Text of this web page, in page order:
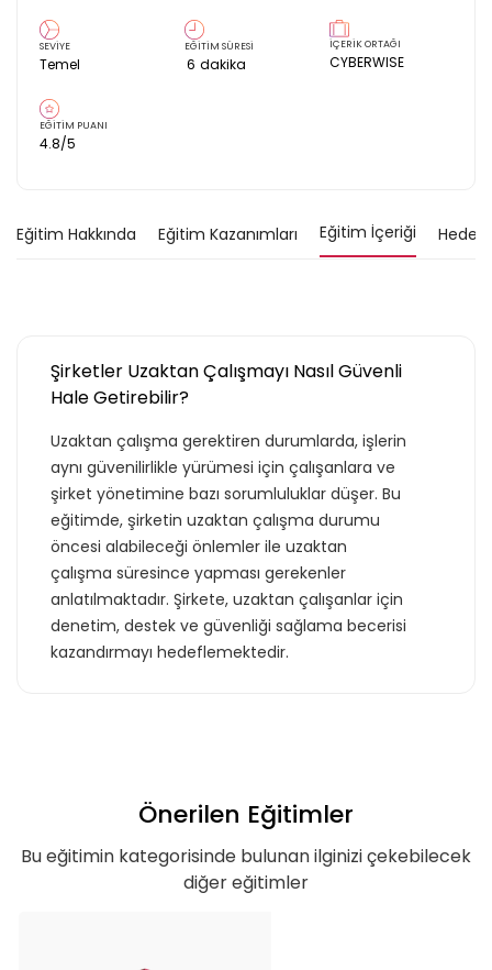
SEVİYE
Temel
EĞİTİM SÜRESİ
6 dakika
İÇERİK ORTAĞI
CYBERWISE
EĞİTİM PUANI
4.8/5
Eğitim Hakkında Eğitim Kazanımları Eğitim İçeriği Hedef
Şirketler Uzaktan Çalışmayı Nasıl Güvenli
Hale Getirebilir?
Uzaktan çalışma gerektiren durumlarda, işlerin
aynı güvenilirlikle yürümesi için çalışanlara ve
şirket yönetimine bazı sorumluluklar düşer. Bu
eğitimde, şirketin uzaktan çalışma durumu
öncesi alabileceği önlemler ile uzaktan
çalışma süresince yapması gerekenler
anlatılmaktadır. Şirkete, uzaktan çalışanlar için
denetim, destek ve güvenliği sağlama becerisi
kazandırmayı hedeflemektedir.
Önerilen Eğitimler
Bu eğitimin kategorisinde bulunan ilginizi çekebilecek
diğer eğitimler